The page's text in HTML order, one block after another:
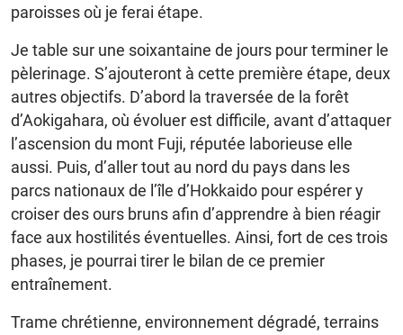
paroisses où je ferai étape.
Je table sur une soixantaine de jours pour terminer le
pèlerinage. S’ajouteront à cette première étape, deux
autres objectifs. D’abord la traversée de la forêt
d’Aokigahara, où évoluer est difficile, avant d’attaquer
l’ascension du mont Fuji, réputée laborieuse elle
aussi. Puis, d’aller tout au nord du pays dans les
parcs nationaux de l’île d’Hokkaido pour espérer y
croiser des ours bruns afin d’apprendre à bien réagir
face aux hostilités éventuelles. Ainsi, fort de ces trois
phases, je pourrai tirer le bilan de ce premier
entraînement.
Trame chrétienne, environnement dégradé, terrains